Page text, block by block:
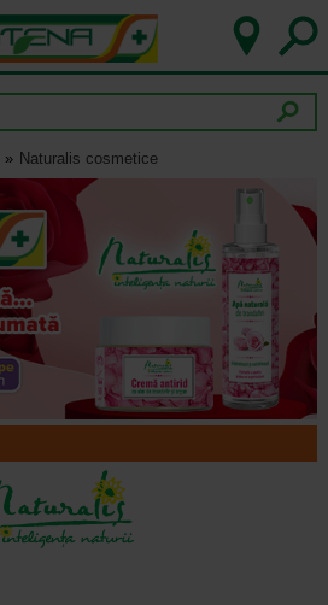
Naturalis cosmetice